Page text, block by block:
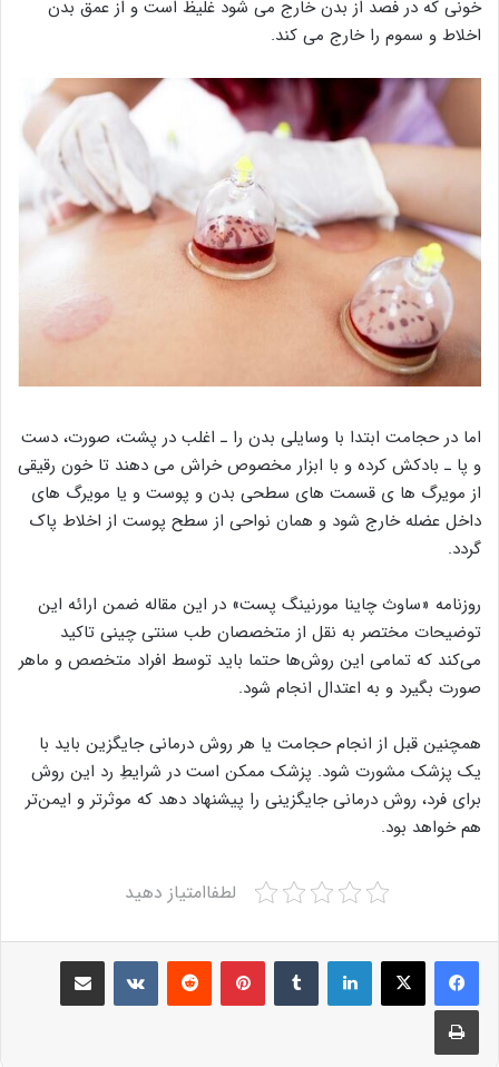
خونی که در فصد از بدن خارج می شود غلیظ است و از عمق بدن
اخلاط و سموم را خارج می کند.
اما در حجامت ابتدا با وسایلی بدن را ـ اغلب در پشت، صورت، دست
و پا ـ بادکش کرده و با ابزار مخصوص خراش می دهند تا خون رقیقی
از مویرگ ها ی قسمت های سطحی بدن و پوست و یا مویرگ های
داخل عضله خارج شود و همان نواحی از سطح پوست از اخلاط پاک
گردد.
روزنامه «ساوث چاینا مورنینگ پست» در این مقاله ضمن ارائه این
توضیحات مختصر به نقل از متخصصان طب سنتی چینی تاکید
می‌کند که تمامی این روش‌ها حتما باید توسط افراد متخصص و ماهر
صورت بگیرد و به اعتدال انجام شود.
همچنین قبل از انجام حجامت یا هر روش درمانی جایگزین باید با
یک پزشک مشورت شود. پزشک ممکن است در شرایطِ رد این روش
برای فرد، روش درمانی جایگزینی را پیشنهاد دهد که موثرتر و ایمن‌تر
هم خواهد بود.
لطفاامتیاز دهید
LinkedIn
Tumblr
Pinterest
Reddit
VKontakte
Share via Email
Print